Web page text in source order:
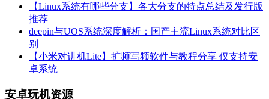
【Linux系统有哪些分支】各大分支的特点总结及发行版
推荐
deepin与UOS系统深度解析：国产主流Linux系统对比区
别
【小米对讲机Lite】扩频写频软件与教程分享 仅支持安
卓系统
安卓玩机资源